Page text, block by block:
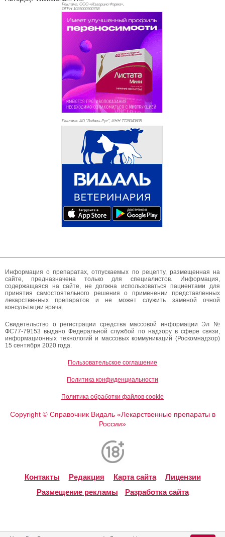
Реклама. ООО «Изварино Фарма»,
ОГРН 1035000900758
Реклама. АО "Видаль Рус", ИНН 7728043605
Информация о препаратах, отпускаемых по рецепту, размещенная на
сайте, предназначена только для специалистов. Информация,
содержащаяся на сайте, не должна использоваться пациентами для
принятия самостоятельного решения о применении представленных
лекарственных препаратов и не может служить заменой очной
консультации врача.
Свидетельство о регистрации средства массовой информации Эл №
ФС77-79153 выдано Федеральной службой по надзору в сфере связи,
информационных технологий и массовых коммуникаций (Роскомнадзор)
15 сентября 2020 года.
Пользовательское соглашение
Политика конфиденциальности
Политика обработки файлов cookie
Copyright ©Справочник Видаль «Лекарственные препараты в
России»
Контакты Редакция Карта сайта
Лицензии
Размещение рекламы
Разработка сайта